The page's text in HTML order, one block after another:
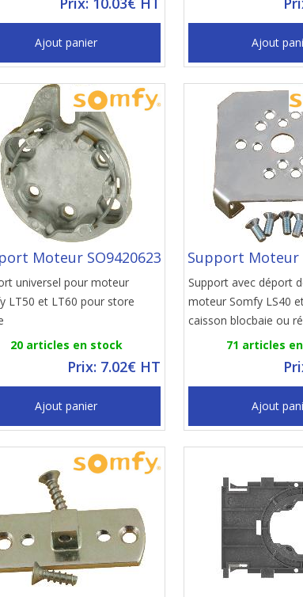
Ajout panier Ajout
Moteur SO9420623
universel pour moteur
LT50 et LT60 pour store
20 articles en stock
Prix: 7.02€ HT
Ajout panier
Support Moteur
Support avec déport
moteur Somfy LS40
caisson blocbaie ou
71 articles
Ajout